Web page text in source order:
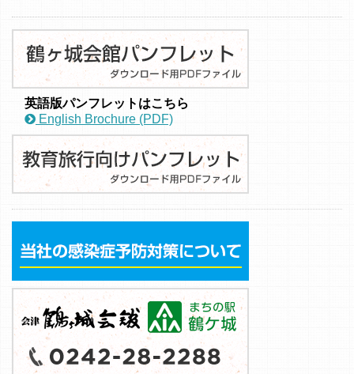
英語版パンフレットはこちら
English Brochure (PDF)